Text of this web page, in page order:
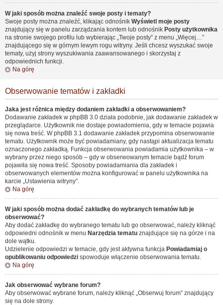
W jaki sposób można znaleźć swoje posty i tematy?
Swoje posty można znaleźć, klikając odnośnik Wyświetl moje posty
znajdujący się w panelu zarządzania kontem lub odnośnik Posty użytkownika
na stronie swojego profilu lub wybierając „Twoje posty” z menu „Więcej…”
znajdującego się w górnym lewym rogu witryny. Jeśli chcesz wyszukać swoje
tematy, użyj strony wyszukiwania zaawansowanego i skorzystaj z
odpowiednich funkcji.
Na górę
Obserwowanie tematów i zakładki
Jaka jest różnica między dodaniem zakładki a obserwowaniem?
Dodawanie zakładek w phpBB 3.0 działa podobnie, jak dodawanie zakładek w
przeglądarce. Użytkownik nie dostaje powiadomienia, gdy w temacie pojawia
się nowa treść. W phpBB 3.1 dodawanie zakładek przypomina obserwowanie
tematu. Użytkownik może być powiadamiany, gdy nastąpi aktualizacja tematu
oznaczonego zakładką. Funkcja obserwowania powiadamia użytkownika – w
wybrany przez niego sposób – gdy w obserwowanym temacie bądź forum
pojawiła się nowa treść. Sposoby powiadamiania dla zakładek i
obserwowanych elementów można konfigurować w panelu użytkownika na
karcie „Ustawienia witryny”.
Na górę
W jaki sposób można dodać zakładkę do wybranych tematów lub je
obserwować?
Aby dodać zakładkę do wybranego tematu lub go obserwować, należy kliknąć
odpowiedni odnośnik w menu Narzędzia tematu znajdujące się na górze i na
dole wątku.
Udzielenie odpowiedzi w temacie, gdy jest aktywna funkcja Powiadamiaj o
opublikowaniu odpowiedzi spowoduje włączenie obserwowania tematu.
Na górę
Jak obserwować wybrane forum?
Aby obserwować wybrane forum, należy kliknąć „Obserwuj forum” znajdujący
się na dole strony.